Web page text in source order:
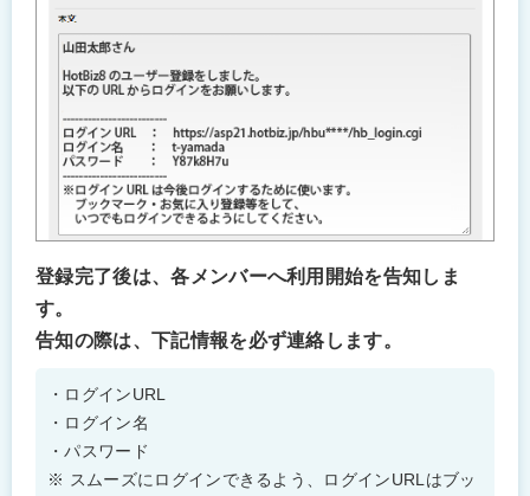
登録完了後は、各メンバーへ利用開始を告知しま
す。
告知の際は、下記情報を必ず連絡します。
・ログインURL
・ログイン名
・パスワード
※ スムーズにログインできるよう、ログインURLはブッ